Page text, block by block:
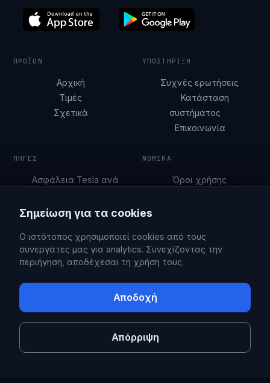
ΠΡΟΪΌΝ
Αρχική
Τιμές
Σχετικά
ΥΠΟΣΤΉΡΙΞΗ
Συχνές ερωτήσεις
Κατάσταση
συστήματος
Επικοινωνία
ΠΗΓΈΣ
Ασφάλεια Tesla ανά
Οδηγοί στάθμευσης
ΝΟΜΙΚΆ
Όροι χρήσης
Το Sentry Pro είναι μια ανεξάρτητη εφαρμογή, χωρίς σύνδεση ή
υποστήριξη από την Tesla, Inc. Η Tesla είναι εμπορικό σήμα της Tesla,
Inc.
Σημείωση για τα cookies
Ο ιστότοπος χρησιμοποιεί cookies από τους
συνεργάτες μας για analytics. Συνεχίζοντας την
περιήγηση, αποδέχεσαι τη χρήση τους.
Αποδοχή
Απόρριψη